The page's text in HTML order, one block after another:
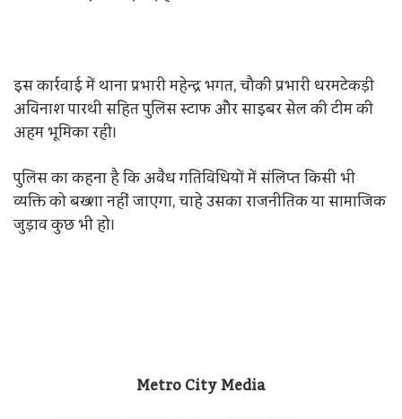
इस कार्रवाई में थाना प्रभारी महेन्द्र भगत, चौकी प्रभारी धरमटेकड़ी
अविनाश पारथी सहित पुलिस स्टाफ और साइबर सेल की टीम की
अहम भूमिका रही।
पुलिस का कहना है कि अवैध गतिविधियों में संलिप्त किसी भी
व्यक्ति को बख्शा नहीं जाएगा, चाहे उसका राजनीतिक या सामाजिक
जुड़ाव कुछ भी हो।
Metro City Media